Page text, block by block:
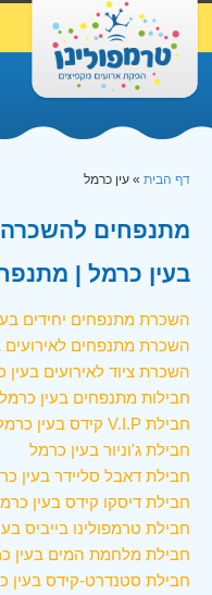
דף הבית » עין כרמל
מתנפחים להשכרה
בעין כרמל |
השכרת מתנפחים יחידים
השכרת מתנפחים לאירועים
השכרת ציוד לאירועים בעין
חבילות מתנפחים בעין כרמל
חבילת V.I.P קידס בעין כרמל
חבילת ג'וניור בעין כרמל
חבילת דאבל סליידר בעין
חבילת דיסקו קידס בעין
חבילת טרמפולינו בייביס
חבילת מלחמת המים בעין
חבילת סטנדרט-קידס בעין